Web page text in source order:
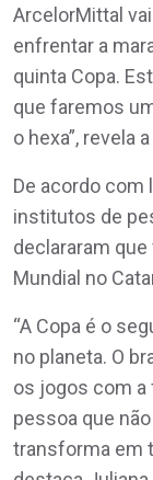
ArcelorMittal
enfrentar a
quinta Copa.
que faremos
o hexa”, revela
De acordo com
institutos de
declararam
Mundial no
“A Copa é o
no planeta. O
os jogos com a
pessoa que
transforma em